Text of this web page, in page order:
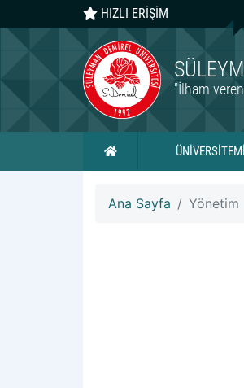
HIZLI ERİŞİM
"İlham
Ana Sayfa
Ana Sayfa Yönetim